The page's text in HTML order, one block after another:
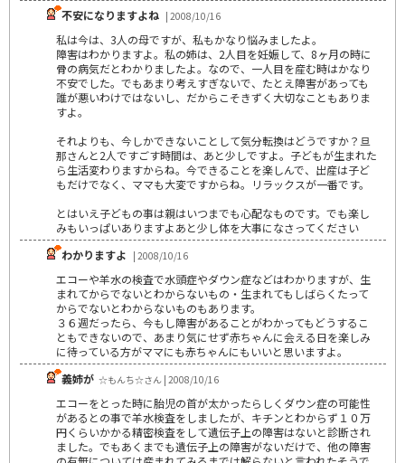
不安になりますよね | 2008/10/16
私は今は、3人の母ですが、私もかなり悩みましたよ。
障害はわかりますよ。私の姉は、2人目を妊娠して、8ヶ月の時に
骨の病気だとわかりましたよ。なので、一人目を産む時はかなり
不安でした。でもあまり考えすぎないで、たとえ障害があっても
誰が悪いわけではないし、だからこそきずく大切なこともありま
すよ。
それよりも、今しかできないことして気分転換はどうですか？旦
那さんと2人ですごす時間は、あと少しですよ。子どもが生まれた
ら生活変わりますからね。今できることを楽しんで、出産は子ど
もだけでなく、ママも大変ですからね。リラックスが一番です。
とはいえ子どもの事は親はいつまでも心配なものです。でも楽し
みもいっぱいありますよあと少し体を大事になさってください
わかりますよ | 2008/10/16
エコーや羊水の検査で水頭症やダウン症などはわかりますが、生
まれてからでないとわからないもの・生まれてもしばらくたって
からでないとわからないものもあります。
３６週だったら、今もし障害があることがわかってもどうするこ
ともできないので、あまり気にせず赤ちゃんに会える日を楽しみ
に待っている方がママにも赤ちゃんにもいいと思いますよ。
義姉が ☆もんち☆さん | 2008/10/16
エコーをとった時に胎児の首が太かったらしくダウン症の可能性
があるとの事で羊水検査をしましたが、キチンとわからず１０万
円くらいかかる精密検査をして遺伝子上の障害はないと診断され
ました。でもあくまでも遺伝子上の障害がないだけで、他の障害